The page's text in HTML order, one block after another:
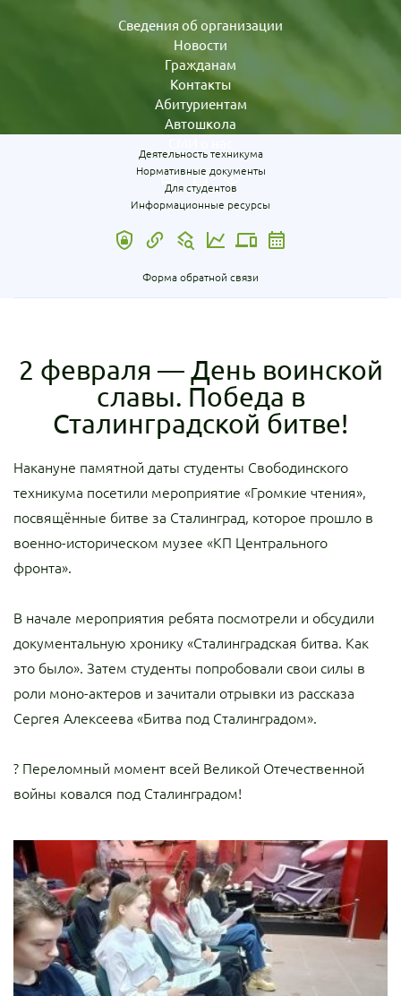
Сведения об организации
Новости
Гражданам
Контакты
Абитуриентам
Автошкола
Деятельность техникума
Нормативные документы
Для студентов
Информационные ресурсы
Форма обратной связи
2 февраля — День воинской
славы. Победа в
Сталинградской битве!
Накануне памятной даты студенты Свободинского
техникума посетили мероприятие «Громкие чтения»,
посвящённые битве за Сталинград, которое прошло в
военно-историческом музее «КП Центрального
фронта».
В начале мероприятия ребята посмотрели и обсудили
документальную хронику «Сталинградская битва. Как
это было». Затем студенты попробовали свои силы в
роли моно-актеров и зачитали отрывки из рассказа
Сергея Алексеева «Битва под Сталинградом».
? Переломный момент всей Великой Отечественной
войны ковался под Сталинградом!